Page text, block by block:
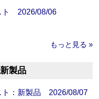
ト 2026/08/06
もっと見る »
製品
ト：新製品 2026/08/07